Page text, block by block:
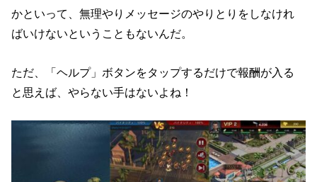
かといって、無理やりメッセージのやりとりをしなけれ
ばいけないということもないんだ。
ただ、「ヘルプ」ボタンをタップするだけで報酬が入る
と思えば、やらない手はないよね！